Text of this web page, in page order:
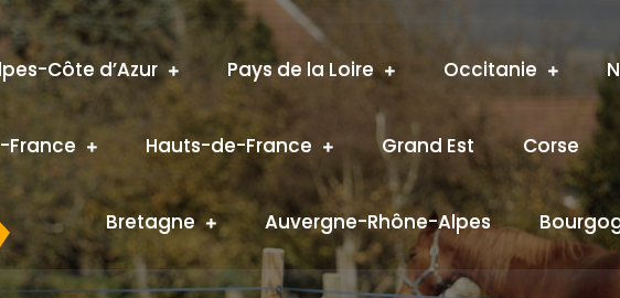
Côte d’Azur Pays de la Loire Occitanie
France Hauts-de-France Grand Est Corse
Bretagne Auvergne-Rhône-Alpes